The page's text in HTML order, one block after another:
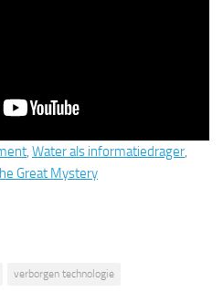
, Water als informatiedrager,
Great Mystery
verborgen technologie